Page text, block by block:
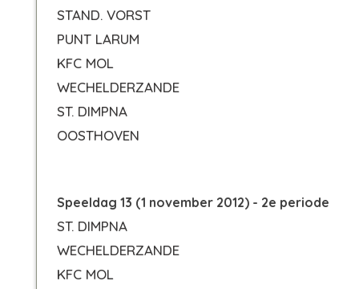
STAND. VORST
PUNT LARUM
KFC MOL
WECHELDERZANDE
ST. DIMPNA
OOSTHOVEN
Speeldag 13 (1 november 2012) - 2e periode
ST. DIMPNA
WECHELDERZANDE
KFC MOL